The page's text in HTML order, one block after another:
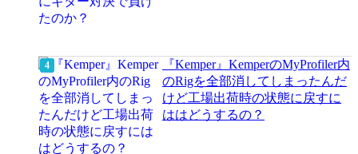
『Kemper』KemperのMyProfiler内
のRigを全部消してしまったんだ
けど工場出荷時の状態に戻すに
ははどうするの？